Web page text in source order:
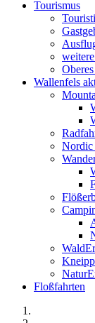
Tourismus
Wallenfels
Nordic
Floßfahrten